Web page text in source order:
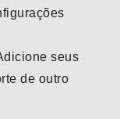
seus
de outro